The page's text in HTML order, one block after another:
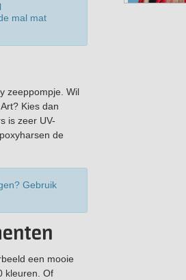
mal mat
zeeppompje. Wil
Kies dan
is zeer UV-
de
Gebruik
een mooie
kleuren. Of